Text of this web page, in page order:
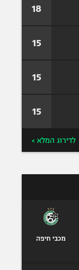
18
15
15
15
לדירוג המלא >
מכבי חיפה